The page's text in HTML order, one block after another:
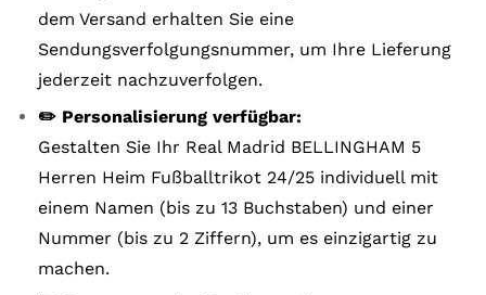
dem Versand erhalten Sie eine
Sendungsverfolgungsnummer, um Ihre Lieferung
jederzeit nachzuverfolgen.
✏️ Personalisierung verfügbar:
Gestalten Sie Ihr Real Madrid BELLINGHAM 5
Herren Heim Fußballtrikot 24/25 individuell mit
einem Namen (bis zu 13 Buchstaben) und einer
Nummer (bis zu 2 Ziffern), um es einzigartig zu
machen.